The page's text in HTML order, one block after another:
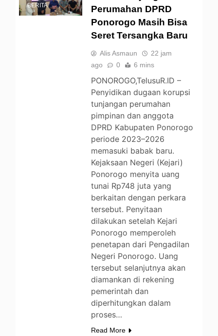
BERITA
Perumahan DPRD
Ponorogo Masih Bisa
Seret Tersangka Baru
Alis Asmaun
22 jam
ago
0 6 mins
PONOROGO,TelusuR.ID –
Penyidikan dugaan korupsi
tunjangan perumahan
pimpinan dan anggota
DPRD Kabupaten Ponorogo
periode 2023–2026
memasuki babak baru.
Kejaksaan Negeri (Kejari)
Ponorogo menyita uang
tunai Rp748 juta yang
berkaitan dengan perkara
tersebut. Penyitaan
dilakukan setelah Kejari
Ponorogo memperoleh
penetapan dari Pengadilan
Negeri Ponorogo. Uang
tersebut selanjutnya akan
diamankan di rekening
pemerintah dan
diperhitungkan dalam
proses…
Read More